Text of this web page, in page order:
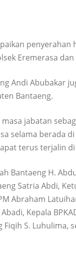
Eremerasa
Andi Abubakar
Bantaeng.
jabatan
selama berada
terus terjalin
Bantaeng H.
Satria Abdi,
Abraham
Kepala
S. Luhulima,